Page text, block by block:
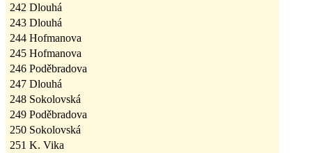
242 Dlouhá
243 Dlouhá
244 Hofmanova
245 Hofmanova
246 Poděbradova
247 Dlouhá
248 Sokolovská
249 Poděbradova
250 Sokolovská
251 K. Vika